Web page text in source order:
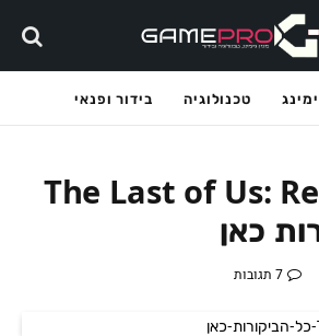
טכנולוגיה בידור ופנאי
The Last of Us:
כאן
7 תגובות